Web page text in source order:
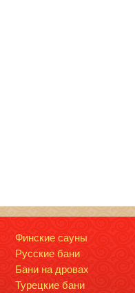
Финские сауны
Русские бани
Бани на дровах
Турецкие бани